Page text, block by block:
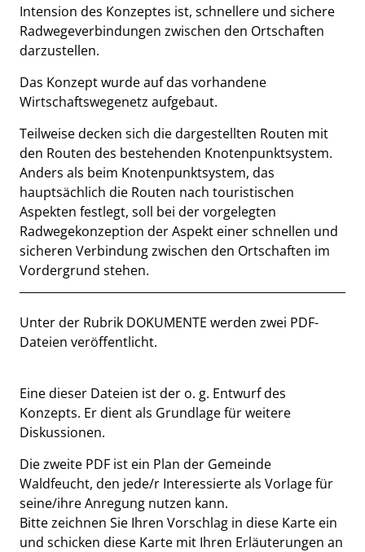
Intension des Konzeptes ist, schnellere und sichere
Radwegeverbindungen zwischen den Ortschaften
darzustellen.
Das Konzept wurde auf das vorhandene
Wirtschaftswegenetz aufgebaut.
Teilweise decken sich die dargestellten Routen mit
den Routen des bestehenden Knotenpunktsystem.
Anders als beim Knotenpunktsystem, das
hauptsächlich die Routen nach touristischen
Aspekten festlegt, soll bei der vorgelegten
Radwegekonzeption der Aspekt einer schnellen und
sicheren Verbindung zwischen den Ortschaften im
Vordergrund stehen.
Beschreibung
Unter der Rubrik DOKUMENTE werden zwei PDF-
Dateien veröffentlicht.
Eine dieser Dateien ist der o. g. Entwurf des
Konzepts. Er dient als Grundlage für weitere
Diskussionen.
Die zweite PDF ist ein Plan der Gemeinde
Waldfeucht, den jede/r Interessierte als Vorlage für
seine/ihre Anregung nutzen kann.
Bitte zeichnen Sie Ihren Vorschlag in diese Karte ein
und schicken diese Karte mit Ihren Erläuterungen an